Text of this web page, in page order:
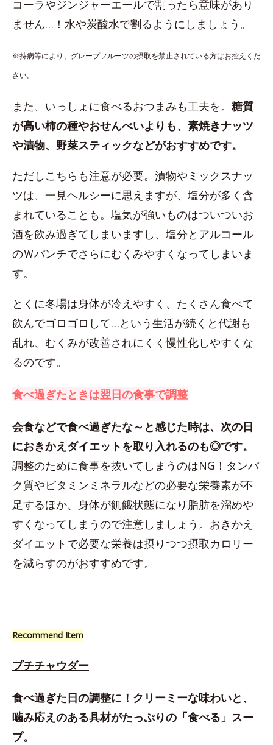
コーラやジンジャーエールで割ったら意味があり
ません…！水や炭酸水で割るようにしましょう。
※持病等により、グレープフルーツの摂取を禁止されている方はお控えくだ
さい。
また、いっしょに食べるおつまみも工夫を。 糖質
が高い柿の種やおせんべいよりも、素焼きナッツ
や漬物、野菜スティックなどがおすすめです。
ただしこちらも注意が必要。漬物やミックスナッ
ツは、一見ヘルシーに思えますが、塩分が多く含
まれていることも。塩気が強いものはついついお
酒を飲み過ぎてしまいますし、塩分とアルコール
のＷパンチでさらにむくみやすくなってしまいま
す。
とくに冬場は身体が冷えやすく、たくさん食べて
飲んでゴロゴロして…という生活が続くと代謝も
乱れ、むくみが改善されにくく慢性化しやすくな
るのです。
食べ過ぎたときは翌日の食事で調整
会食などで食べ過ぎたな～と感じた時は、次の日
におきかえダイエットを取り入れるのも◎です。
調整のために食事を抜いてしまうのはNG！タンパ
ク質やビタミンミネラルなどの必要な栄養素が不
足するほか、身体が飢餓状態になり脂肪を溜めや
すくなってしまうので注意しましょう。おきかえ
ダイエットで必要な栄養は摂りつつ摂取カロリー
を減らすのがおすすめです。
Recommend Item
プチチャウダー
食べ過ぎた日の調整に！クリーミーな味わいと、
噛み応えのある具材がたっぷりの「食べる」スー
プ。